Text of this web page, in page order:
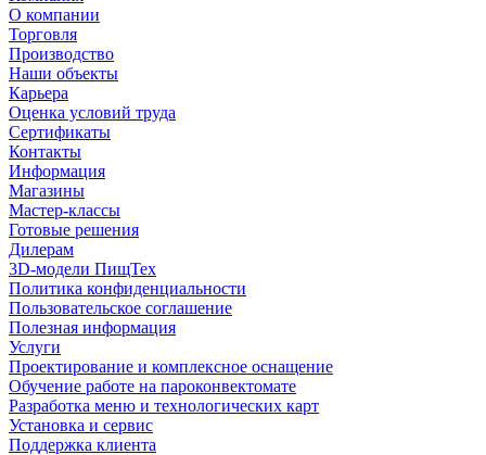
О компании
Торговля
Производство
Наши объекты
Карьера
Оценка условий труда
Сертификаты
Контакты
Информация
Магазины
Мастер-классы
Готовые решения
Дилерам
3D-модели ПищТех
Политика конфиденциальности
Пользовательское соглашение
Полезная информация
Услуги
Проектирование и комплексное оснащение
Обучение работе на пароконвектомате
Разработка меню и технологических карт
Установка и сервис
Поддержка клиента